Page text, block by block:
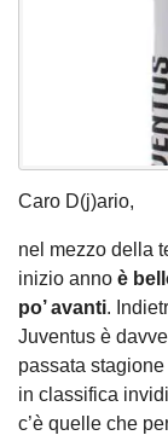
Caro D(j)ario,
nel mezzo della
inizio anno è
po’ avanti.
Juventus è
passata
in classifica
c’è quelle che